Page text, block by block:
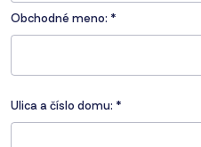
Obchodné meno: *
Ulica a číslo domu: *